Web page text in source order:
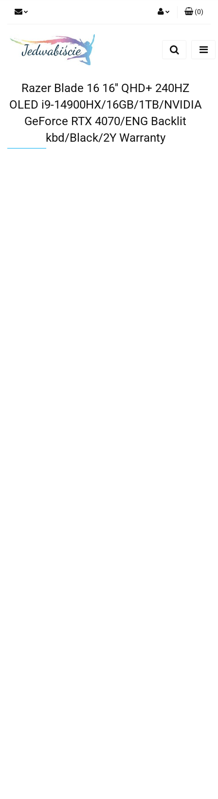
(0)
Razer Blade 16 16'' QHD+ 240HZ
OLED i9-14900HX/16GB/1TB/NVIDIA
GeForce RTX 4070/ENG Backlit
kbd/Black/2Y Warranty